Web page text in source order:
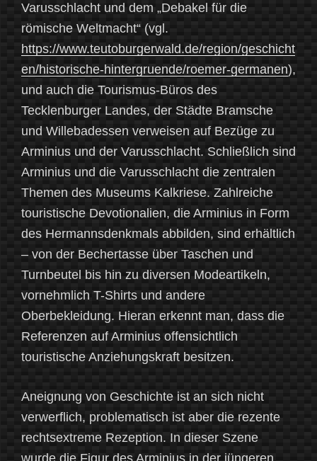
Varusschlacht und dem „Debakel für die
römische Weltmacht“ (vgl.
https://www.teutoburgerwald.de/region/geschicht
en/historische-hintergruende/roemer-germanen),
und auch die Tourismus-Büros des
Tecklenburger Landes, der Städte Bramsche
und Willebadessen verweisen auf Bezüge zu
Arminius und der Varusschlacht. Schließlich sind
Arminius und die Varusschlacht die zentralen
Themen des Museums Kalkriese. Zahlreiche
touristische Devotionalien, die Arminius in Form
des Hermannsdenkmals abbilden, sind erhältlich
– von der Bechertasse über Taschen und
Turnbeutel bis hin zu diversen Modeartikeln,
vornehmlich T-Shirts und andere
Oberbekleidung. Hieran erkennt man, dass die
Referenzen auf Arminius offensichtlich
touristische Anziehungskraft besitzen.
Aneignung von Geschichte ist an sich nicht
verwerflich, problematisch ist aber die rezente
rechtsextreme Rezeption. In dieser Szene